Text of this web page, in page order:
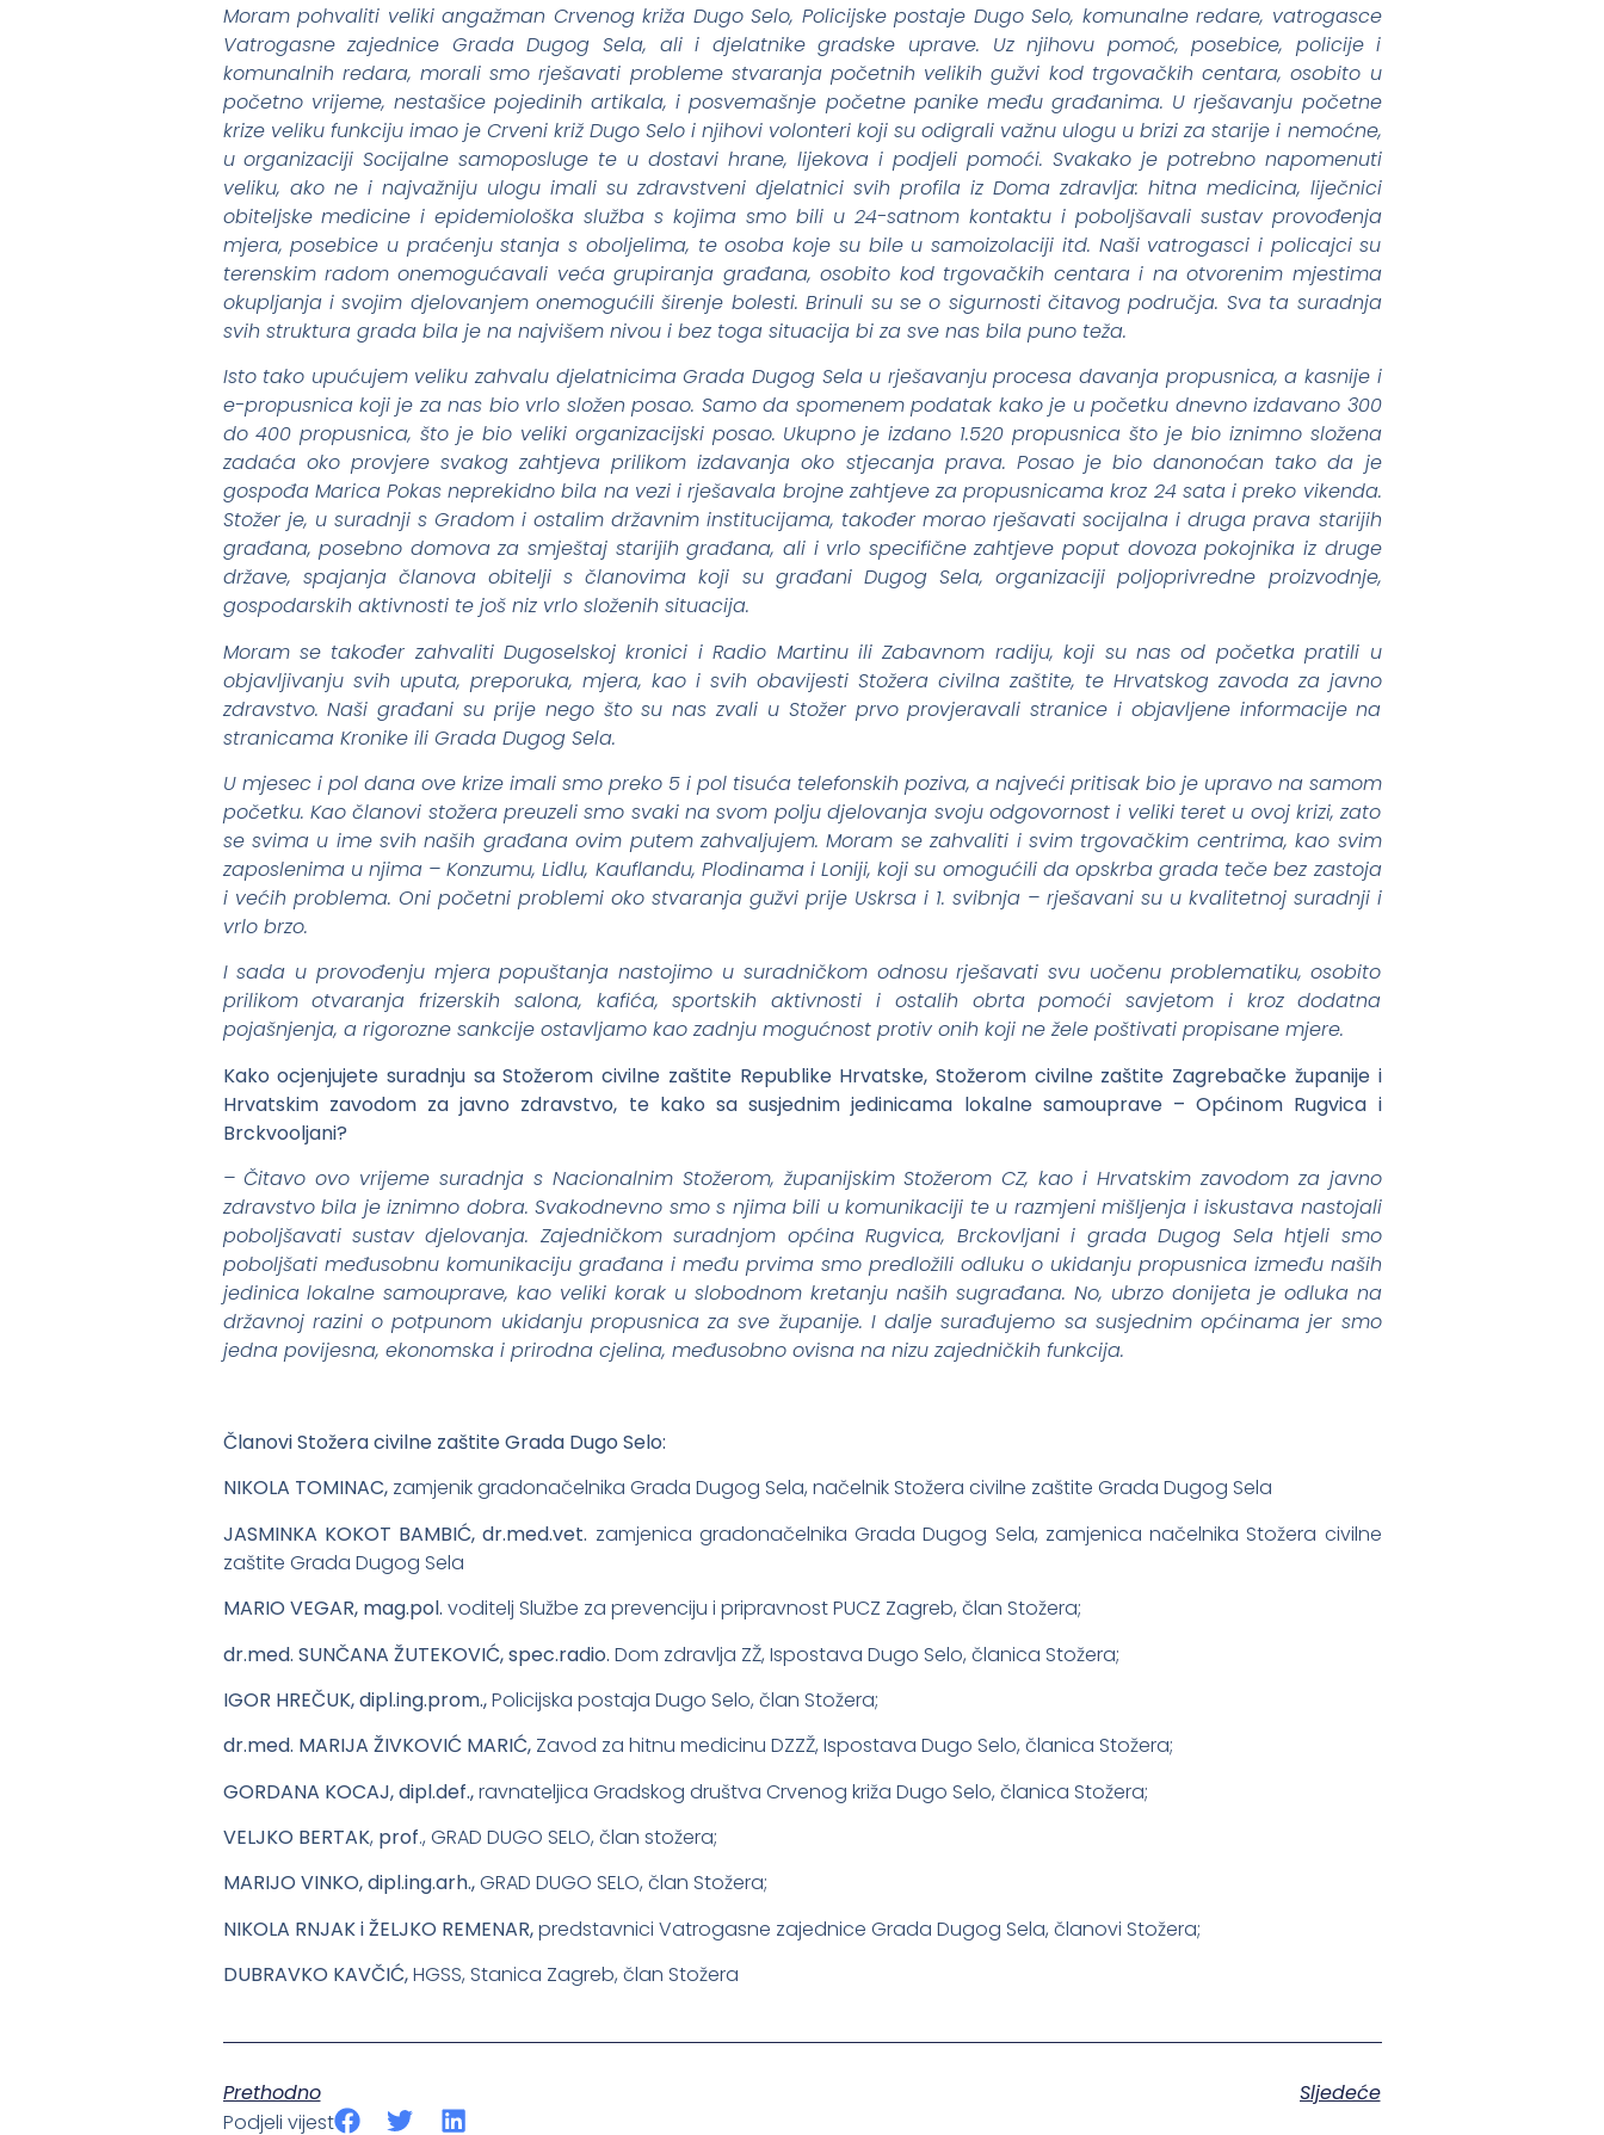
Moram pohvaliti veliki angažman Crvenog križa Dugo Selo, Policijske postaje Dugo Selo, komunalne redare, vatrogasce
Vatrogasne zajednice Grada Dugog Sela, ali i djelatnike gradske uprave. Uz njihovu pomoć, posebice, policije i
komunalnih redara, morali smo rješavati probleme stvaranja početnih velikih gužvi kod trgovačkih centara, osobito u
početno vrijeme, nestašice pojedinih artikala, i posvemašnje početne panike među građanima. U rješavanju početne
krize veliku funkciju imao je Crveni križ Dugo Selo i njihovi volonteri koji su odigrali važnu ulogu u brizi za starije i nemoćne,
u organizaciji Socijalne samoposluge te u dostavi hrane, lijekova i podjeli pomoći. Svakako je potrebno napomenuti
veliku, ako ne i najvažniju ulogu imali su zdravstveni djelatnici svih profila iz Doma zdravlja: hitna medicina, liječnici
obiteljske medicine i epidemiološka služba s kojima smo bili u 24-satnom kontaktu i poboljšavali sustav provođenja
mjera, posebice u praćenju stanja s oboljelima, te osoba koje su bile u samoizolaciji itd. Naši vatrogasci i policajci su
terenskim radom onemogućavali veća grupiranja građana, osobito kod trgovačkih centara i na otvorenim mjestima
okupljanja i svojim djelovanjem onemogućili širenje bolesti. Brinuli su se o sigurnosti čitavog područja. Sva ta suradnja
svih struktura grada bila je na najvišem nivou i bez toga situacija bi za sve nas bila puno teža.
Isto tako upućujem veliku zahvalu djelatnicima Grada Dugog Sela u rješavanju procesa davanja propusnica, a kasnije i
e-propusnica koji je za nas bio vrlo složen posao. Samo da spomenem podatak kako je u početku dnevno izdavano 300
do 400 propusnica, što je bio veliki organizacijski posao. Ukupno je izdano 1.520 propusnica što je bio iznimno složena
zadaća oko provjere svakog zahtjeva prilikom izdavanja oko stjecanja prava. Posao je bio danonoćan tako da je
gospođa Marica Pokas neprekidno bila na vezi i rješavala brojne zahtjeve za propusnicama kroz 24 sata i preko vikenda.
Stožer je, u suradnji s Gradom i ostalim državnim institucijama, također morao rješavati socijalna i druga prava starijih
građana, posebno domova za smještaj starijih građana, ali i vrlo specifične zahtjeve poput dovoza pokojnika iz druge
države, spajanja članova obitelji s članovima koji su građani Dugog Sela, organizaciji poljoprivredne proizvodnje,
gospodarskih aktivnosti te još niz vrlo složenih situacija.
Moram se također zahvaliti Dugoselskoj kronici i Radio Martinu ili Zabavnom radiju, koji su nas od početka pratili u
objavljivanju svih uputa, preporuka, mjera, kao i svih obavijesti Stožera civilna zaštite, te Hrvatskog zavoda za javno
zdravstvo. Naši građani su prije nego što su nas zvali u Stožer prvo provjeravali stranice i objavljene informacije na
stranicama Kronike ili Grada Dugog Sela.
U mjesec i pol dana ove krize imali smo preko 5 i pol tisuća telefonskih poziva, a najveći pritisak bio je upravo na samom
početku. Kao članovi stožera preuzeli smo svaki na svom polju djelovanja svoju odgovornost i veliki teret u ovoj krizi, zato
se svima u ime svih naših građana ovim putem zahvaljujem. Moram se zahvaliti i svim trgovačkim centrima, kao svim
zaposlenima u njima – Konzumu, Lidlu, Kauflandu, Plodinama i Loniji, koji su omogućili da opskrba grada teče bez zastoja
i većih problema. Oni početni problemi oko stvaranja gužvi prije Uskrsa i 1. svibnja – rješavani su u kvalitetnoj suradnji i
vrlo brzo.
I sada u provođenju mjera popuštanja nastojimo u suradničkom odnosu rješavati svu uočenu problematiku, osobito
prilikom otvaranja frizerskih salona, kafića, sportskih aktivnosti i ostalih obrta pomoći savjetom i kroz dodatna
pojašnjenja, a rigorozne sankcije ostavljamo kao zadnju mogućnost protiv onih koji ne žele poštivati propisane mjere.
Kako ocjenjujete suradnju sa Stožerom civilne zaštite Republike Hrvatske, Stožerom civilne zaštite Zagrebačke županije i
Hrvatskim zavodom za javno zdravstvo, te kako sa susjednim jedinicama lokalne samouprave – Općinom Rugvica i
Brckvooljani?
– Čitavo ovo vrijeme suradnja s Nacionalnim Stožerom, županijskim Stožerom CZ, kao i Hrvatskim zavodom za javno
zdravstvo bila je iznimno dobra. Svakodnevno smo s njima bili u komunikaciji te u razmjeni mišljenja i iskustava nastojali
poboljšavati sustav djelovanja. Zajedničkom suradnjom općina Rugvica, Brckovljani i grada Dugog Sela htjeli smo
poboljšati međusobnu komunikaciju građana i među prvima smo predložili odluku o ukidanju propusnica između naših
jedinica lokalne samouprave, kao veliki korak u slobodnom kretanju naših sugrađana. No, ubrzo donijeta je odluka na
državnoj razini o potpunom ukidanju propusnica za sve županije. I dalje surađujemo sa susjednim općinama jer smo
jedna povijesna, ekonomska i prirodna cjelina, međusobno ovisna na nizu zajedničkih funkcija.
Članovi Stožera civilne zaštite Grada Dugo Selo:
NIKOLA TOMINAC, zamjenik gradonačelnika Grada Dugog Sela, načelnik Stožera civilne zaštite Grada Dugog Sela
JASMINKA KOKOT BAMBIĆ, dr.med.vet. zamjenica gradonačelnika Grada Dugog Sela, zamjenica načelnika Stožera civilne
zaštite Grada Dugog Sela
MARIO VEGAR, mag.pol. voditelj Službe za prevenciju i pripravnost PUCZ Zagreb, član Stožera;
dr.med. SUNČANA ŽUTEKOVIĆ, spec.radio. Dom zdravlja ZŽ, Ispostava Dugo Selo, članica Stožera;
IGOR HREČUK, dipl.ing.prom.,Policijska postaja Dugo Selo, član Stožera;
dr.med. MARIJA ŽIVKOVIĆ MARIĆ, Zavod za hitnu medicinu DZZŽ, Ispostava Dugo Selo, članica Stožera;
GORDANA KOCAJ, dipl.def.,ravnateljica Gradskog društva Crvenog križa Dugo Selo, članica Stožera;
VELJKO BERTAK, prof., GRAD DUGO SELO, član stožera;
MARIJO VINKO, dipl.ing.arh.,GRAD DUGO SELO, član Stožera;
NIKOLA RNJAK i ŽELJKO REMENAR,predstavnici Vatrogasne zajednice Grada Dugog Sela, članovi Stožera;
DUBRAVKO KAVČIĆ,HGSS, Stanica Zagreb, član Stožera
Prethodno
Sljedeće
Podjeli vijest